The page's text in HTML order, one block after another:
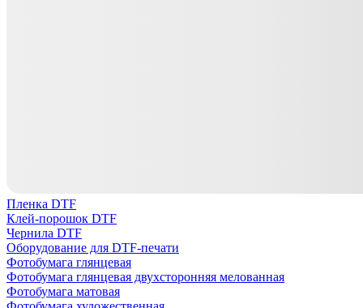
Пленка DTF
Клей-порошок DTF
Чернила DTF
Оборудование для DTF-печати
Фотобумага глянцевая
Фотобумага глянцевая двухсторонняя мелованная
Фотобумага матовая